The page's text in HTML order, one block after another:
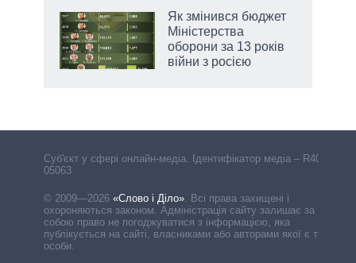
Як змінився бюджет
Міністерства
оборони за 13 років
війни з росією
Cуб'єкт у сфері онлайн-медіа. Ідентифікатор медіа – R40-
05063
© 2009—2026 «Слово і Діло» Всі права захищені і
охороняються законом. Адміністрація сайту залишає за
собою право не погоджуватися з інформацією, яка
публікується на сайті, власниками або авторами якої є треті
особи.